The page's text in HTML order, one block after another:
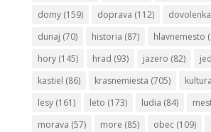
domy(159) doprava (112) dovolenka
dunaj (70) historia (87) hlavnemesto
hory(145) hrad (93) jazero (82)
kastiel (86) krasnemiesta (705) kultura
lesy(161) leto (173) ludia (84)
morava (57) more (85) obec(109)